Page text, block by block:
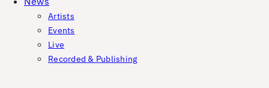
Artists
Events
Live
Recorded & Publishing